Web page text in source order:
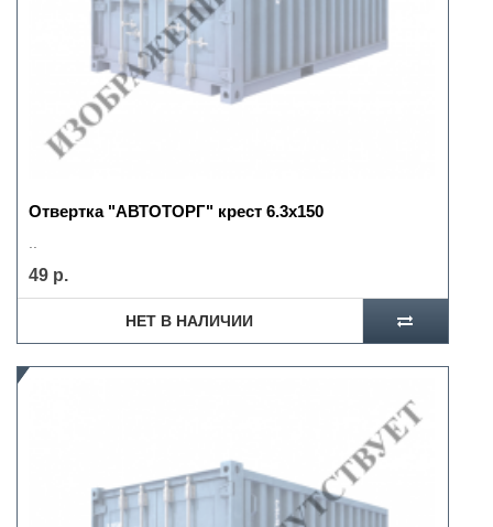
Отвертка "АВТОТОРГ" крест 6.3х150
49 р.
НЕТ В НАЛИЧИИ